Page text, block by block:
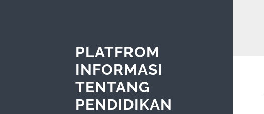
PLATFROM
INFORMASI
TENTANG
PENDIDIKAN